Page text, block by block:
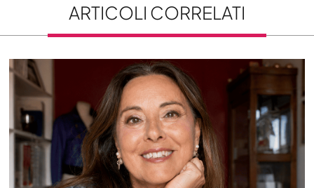
ARTICOLI CORRELATI